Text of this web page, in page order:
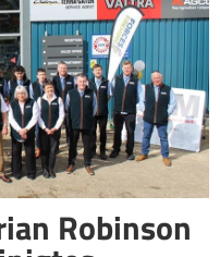
Robinson